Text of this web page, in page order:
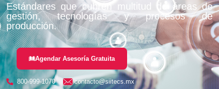
Estándares que cubren multitud de áreas de
gestión, tecnologías y procesos de
producción.
Agendar Asesoría Gratuita
800-999-1070 contacto@siitecs.mx